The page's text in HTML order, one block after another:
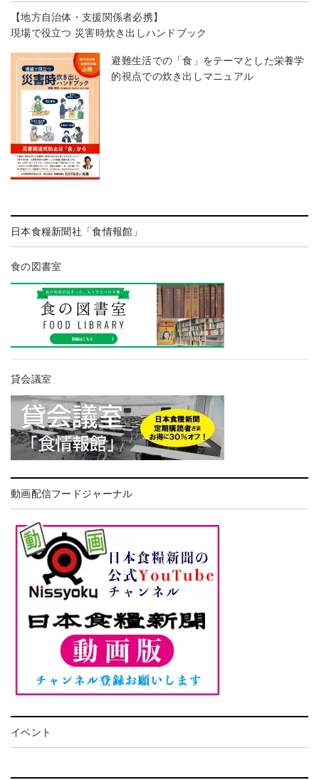
【地方自治体・支援関係者必携】
現場で役立つ 災害時炊き出しハンドブック
避難生活での「食」をテーマとした栄養学
的視点での炊き出しマニュアル
日本食糧新聞社「食情報館」
食の図書室
貸会議室
動画配信フードジャーナル
イベント